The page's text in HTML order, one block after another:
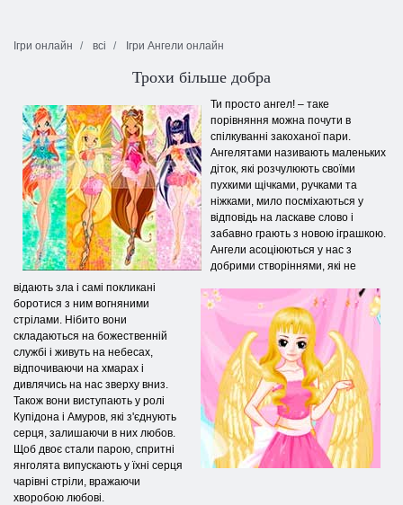
Ігри онлайн всі Ігри Ангели онлайн
Трохи більше добра
Ти просто ангел! – таке
порівняння можна почути в
спілкуванні закоханої пари.
Ангелятами називають маленьких
діток, які розчулюють своїми
пухкими щічками, ручками та
ніжками, мило посміхаються у
відповідь на ласкаве слово і
забавно грають з новою іграшкою.
Ангели асоціюються у нас з
добрими створіннями, які не
відають зла і самі покликані
боротися з ним вогняними
стрілами. Нібито вони
складаються на божественній
службі і живуть на небесах,
відпочиваючи на хмарах і
дивлячись на нас зверху вниз.
Також вони виступають у ролі
Купідона і Амуров, які з'єднують
серця, залишаючи в них любов.
Щоб двоє стали парою, спритні
янголята випускають у їхні серця
чарівні стріли, вражаючи
хворобою любові.